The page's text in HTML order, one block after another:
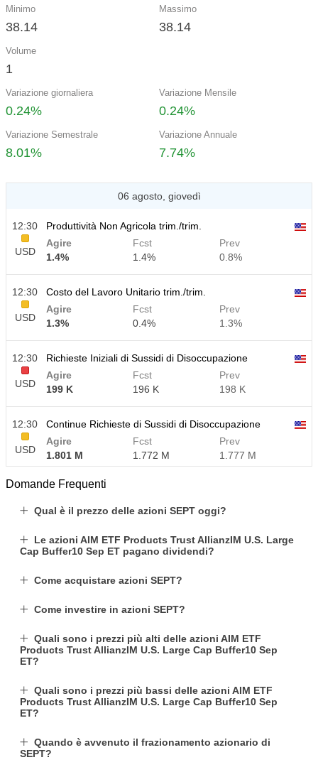
Minimo
38.14
Massimo
38.14
Volume
1
Variazione giornaliera
0.24%
Variazione Mensile
0.24%
Variazione Semestrale
8.01%
Variazione Annuale
7.74%
06 agosto, giovedì
12:30
USD
Produttività Non Agricola trim./trim.
Agire
1.4%
Fcst
1.4%
Prev
0.8%
12:30
USD
Costo del Lavoro Unitario trim./trim.
Agire
1.3%
Fcst
0.4%
Prev
1.3%
12:30
USD
Richieste Iniziali di Sussidi di Disoccupazione
Agire
199 K
Fcst
196 K
Prev
198 K
12:30
USD
Continue Richieste di Sussidi di Disoccupazione
Agire
1.801 M
Fcst
1.772 M
Prev
1.777 M
Domande Frequenti
Qual è il prezzo delle azioni SEPT oggi?
Le azioni AIM ETF Products Trust AllianzIM U.S. Large
Cap Buffer10 Sep ET pagano dividendi?
Come acquistare azioni SEPT?
Come investire in azioni SEPT?
Quali sono i prezzi più alti delle azioni AIM ETF
Products Trust AllianzIM U.S. Large Cap Buffer10 Sep
ET?
Quali sono i prezzi più bassi delle azioni AIM ETF
Products Trust AllianzIM U.S. Large Cap Buffer10 Sep
ET?
Quando è avvenuto il frazionamento azionario di
SEPT?